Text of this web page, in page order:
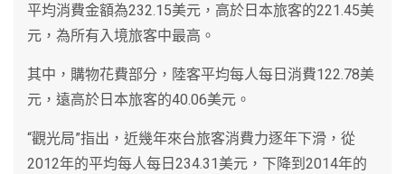
平均消費金額為232.15美元，高於日本旅客的221.45美
元，為所有入境旅客中最高。
其中，購物花費部分，陸客平均每人每日消費122.78美
元，遠高於日本旅客的40.06美元。
“觀光局”指出，近幾年來台旅客消費力逐年下滑，從
2012年的平均每人每日234.31美元，下降到2014年的